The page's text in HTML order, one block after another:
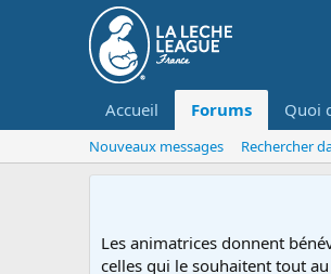
Accueil Forums Quoi
Nouveaux messages Rechercher
Les animatrices donnent
celles qui le souhaitent tout